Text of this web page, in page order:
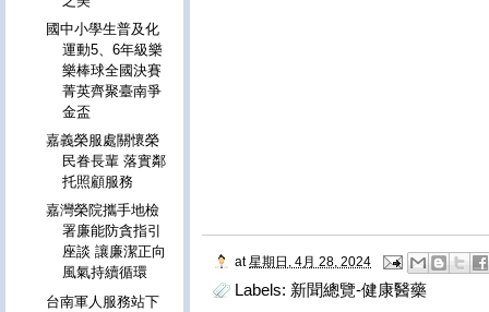
at 星期日, 4月 28, 2024
Labels: 新聞總覽-健康醫藥
國中小學生普及化
運動5、6年級樂
樂棒球全國決賽
菁英齊聚臺南爭
金盃
嘉義榮服處關懷榮
民眷長輩 落實鄰
托照顧服務
嘉灣榮院攜手地檢
署廉能防貪指引
座談 讓廉潔正向
風氣持續循環
台南軍人服務站下